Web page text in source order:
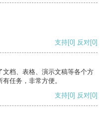
支持[0] 反对[0]
档、表格、演示文稿等各个方
任务，非常方便。
支持[0] 反对[0]